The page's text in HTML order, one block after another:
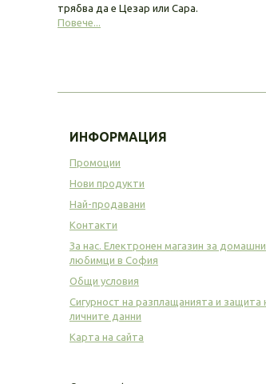
трябва да е Цезар или Сара.
Повече...
ИНФОРМАЦИЯ
Промоции
Нови продукти
Най-продавани
Контакти
За нас. Електронен магазин за домашни
любимци в София
Общи условия
Сигурност на разплащанията и защита
личните данни
Карта на сайта